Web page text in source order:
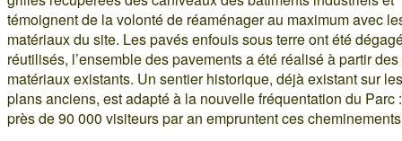
témoignent de la volonté de réaménager au maximum avec
matériaux du site. Les pavés enfouis sous terre ont été
réutilisés, l’ensemble des pavements a été réalisé à partir des
matériaux existants. Un sentier historique, déjà existant sur les
plans anciens, est adapté à la nouvelle fréquentation du Parc :
près de 90 000 visiteurs par an empruntent ces